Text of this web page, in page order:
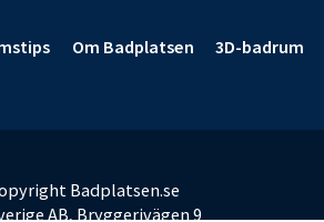
Om Badplatsen 3D-badrum
Badplatsen.se
AB, Bryggerivägen 9